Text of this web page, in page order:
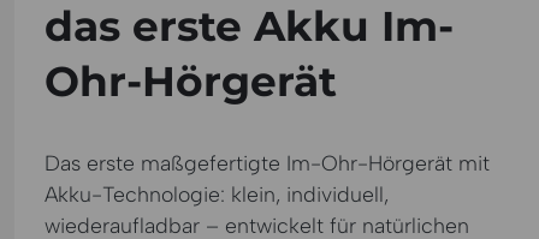
das erste Akku Im-
Ohr-Hörgerät
Das erste maßgefertigte Im-Ohr-Hörgerät mit
Akku-Technologie: klein, individuell,
wiederaufladbar – entwickelt für natürlichen